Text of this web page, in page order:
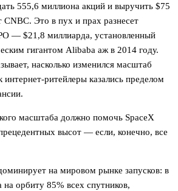
555,6 миллиона акций и выручить $75
Это в пух и прах разнесет
— $21,8 миллиарда, установленный
гигантом Alibaba аж в 2014 году.
насколько изменился масштаб
ритейлеры казались пределом
масштаба должно помочь SpaceX
высот — если, конечно, все
на мировом рынке запусков: в
на орбиту 85% всех спутников,